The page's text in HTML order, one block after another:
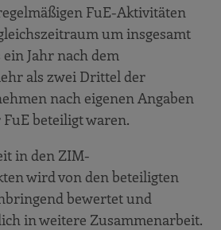
FuE-Aktivitäten
um insgesamt
ein Jahr nach dem
als zwei Drittel der
nach eigenen Angaben
beteiligt waren.
in den ZIM-
wird von den beteiligten
bewertet und
in weitere Zusammenarbeit.